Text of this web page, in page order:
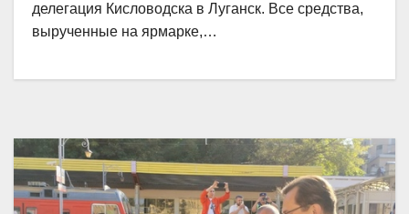
делегация Кисловодска в Луганск. Все средства,
вырученные на ярмарке,…